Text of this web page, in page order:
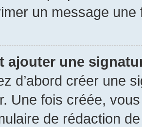
un message une
ajouter une
d’abord créer une
Une fois créée,
de rédaction